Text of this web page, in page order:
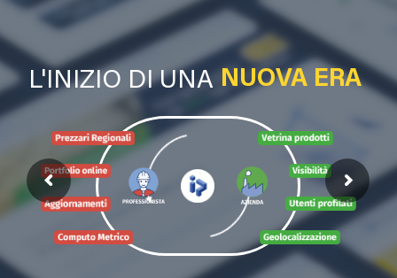
NUOVA ERA
L'INIZIO DI UNA